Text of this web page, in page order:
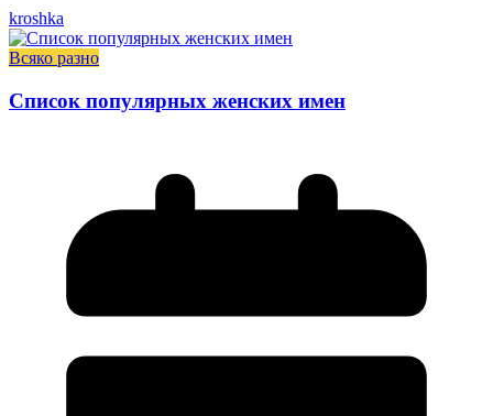
kroshka
Всяко разно
Список популярных женских имен